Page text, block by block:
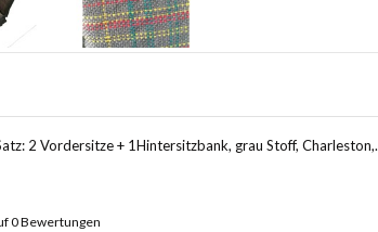
2 Vordersitze + 1Hintersitzbank, grau Stoff, Charleston,.
0Bewertungen